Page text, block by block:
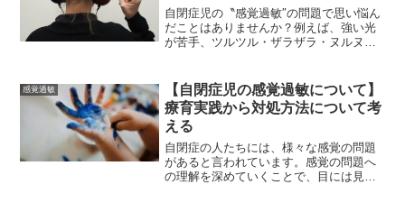
自閉症児の〝感覚過敏″の問題で思い悩ん
だことはありませんか？例えば、強い光
が苦手、ツルツル・ザラザラ・ヌルヌル
（者）には見られることが分かっていま
す。それも、普段の日常...
感覚過敏
【自閉症児の感覚過敏について】
療育実践から対処方法について考
える
自閉症の人たちには、様々な感覚の問題
があると言われています。感覚の問題へ
の理解を深めていくことで、目には見え